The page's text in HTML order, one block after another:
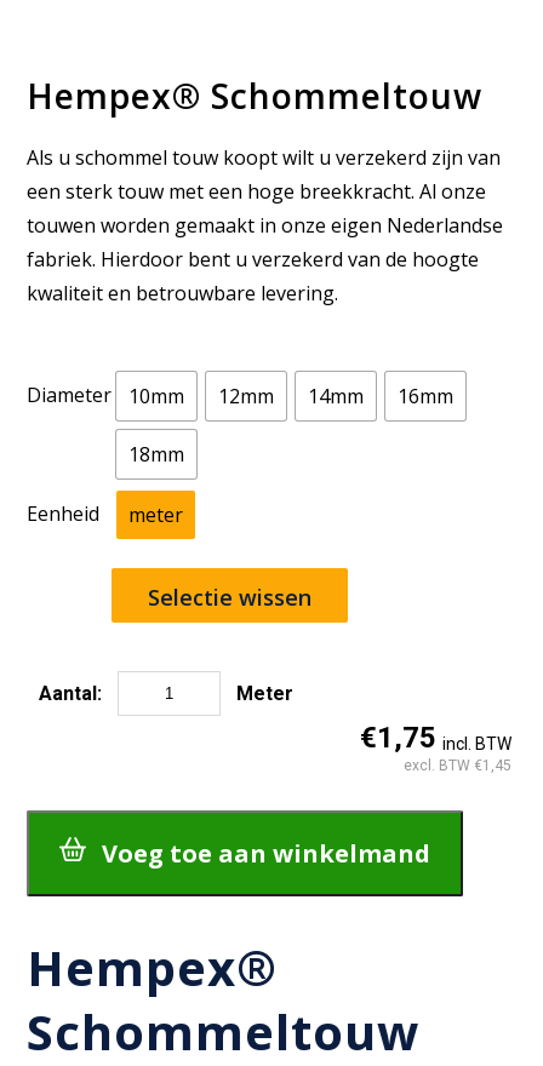
Hempex® Schommeltouw
Als u schommel touw koopt wilt u verzekerd zijn van
een sterk touw met een hoge breekkracht. Al onze
touwen worden gemaakt in onze eigen Nederlandse
fabriek. Hierdoor bent u verzekerd van de hoogte
kwaliteit en betrouwbare levering.
Hempex®
Schommeltouw
Diameter 10mm 12mm 14mm 16mm
18mm
Eenheid meter
Selectie wissen
Aantal: Meter
€1,75 incl. BTW
excl. BTW €1,45
Voeg toe aan winkelmand